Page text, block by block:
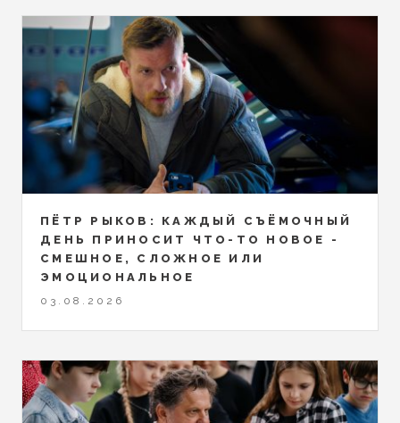
ПЁТР РЫКОВ: КАЖДЫЙ СЪЁМОЧНЫЙ
ДЕНЬ ПРИНОСИТ ЧТО-ТО НОВОЕ -
СМЕШНОЕ, СЛОЖНОЕ ИЛИ
ЭМОЦИОНАЛЬНОЕ
03.08.2026